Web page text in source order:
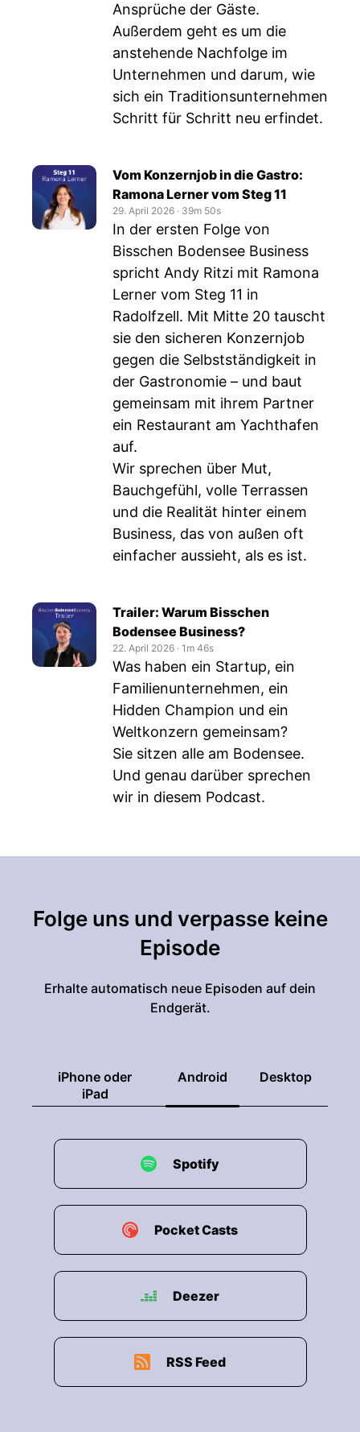
Ansprüche der Gäste.
Außerdem geht es um die
anstehende Nachfolge im
Unternehmen und darum, wie
sich ein Traditionsunternehmen
Schritt für Schritt neu erfindet.
Vom Konzernjob in die Gastro:
Ramona Lerner vom Steg 11
29. April 2026 ‧ 39m 50s
In der ersten Folge von
Bisschen Bodensee Business
spricht Andy Ritzi mit Ramona
Lerner vom Steg 11 in
Radolfzell. Mit Mitte 20 tauscht
sie den sicheren Konzernjob
gegen die Selbstständigkeit in
der Gastronomie – und baut
gemeinsam mit ihrem Partner
ein Restaurant am Yachthafen
auf.
Wir sprechen über Mut,
Bauchgefühl, volle Terrassen
und die Realität hinter einem
Business, das von außen oft
einfacher aussieht, als es ist.
Trailer: Warum Bisschen
Bodensee Business?
22. April 2026 ‧ 1m 46s
Was haben ein Startup, ein
Familienunternehmen, ein
Hidden Champion und ein
Weltkonzern gemeinsam?
Sie sitzen alle am Bodensee.
Und genau darüber sprechen
wir in diesem Podcast.
Folge uns und verpasse keine
Episode
Erhalte automatisch neue Episoden auf dein
Endgerät.
iPhone oder
iPad
Android Desktop
Spotify
Pocket Casts
Deezer
RSS Feed